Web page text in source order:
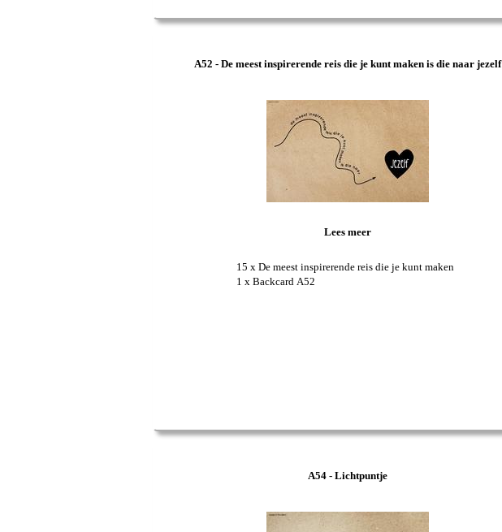
A52 - De meest inspirerende reis die je kunt maken is die naar jezelf
Lees meer
15 x De meest inspirerende reis die je kunt maken
1 x Backcard A52
A54 - Lichtpuntje